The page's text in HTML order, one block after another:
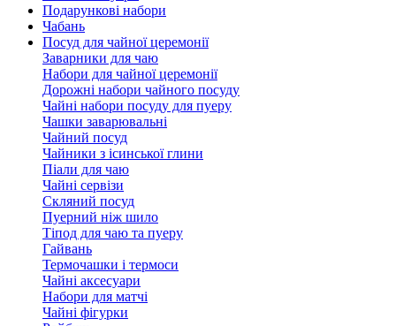
Подарункові набори
Чабань
Посуд для чайної церемонії
Заварники для чаю
Набори для чайної церемонії
Дорожні набори чайного посуду
Чайні набори посуду для пуеру
Чашки заварювальні
Чайний посуд
Чайники з ісинської глини
Піали для чаю
Чайні сервізи
Скляний посуд
Пуерний ніж шило
Тіпод для чаю та пуеру
Гайвань
Термочашки і термоси
Чайні аксесуари
Набори для матчі
Чайні фігурки